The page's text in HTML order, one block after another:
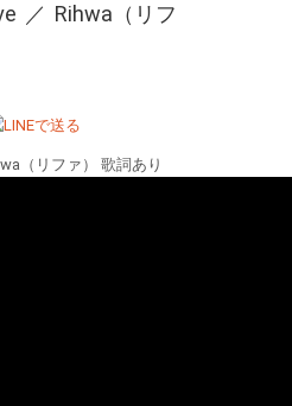
／ Rihwa（リフ
（リファ） 歌詞あり